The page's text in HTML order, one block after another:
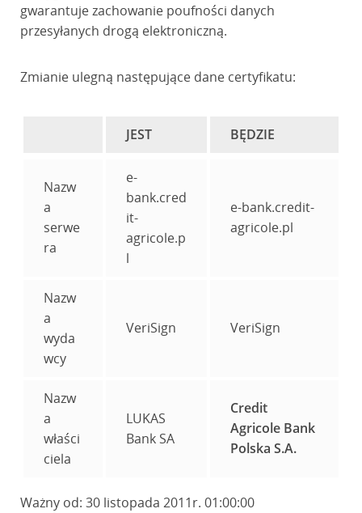
gwarantuje zachowanie poufności danych
przesyłanych drogą elektroniczną.
Zmianie ulegną następujące dane certyfikatu:
JEST BĘDZIE
Nazw
a
serwe
ra
e-
bank.cred
it-
agricole.p
l
e-bank.credit-
agricole.pl
Nazw
a
wyda
wcy
VeriSign VeriSign
Nazw
a
właści
ciela
LUKAS
Bank SA
Credit
Agricole Bank
Polska S.A.
Ważny od: 30 listopada 2011r. 01:00:00